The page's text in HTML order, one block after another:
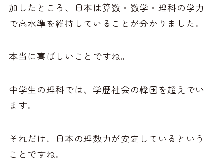
加したところ、日本は算数・数学・理科の学力
で高水準を維持していることが分かりました。
本当に喜ばしいことですね。
中学生の理科では、学歴社会の韓国を超えでい
ます。
それだけ、日本の理数力が安定しているという
ことですね。